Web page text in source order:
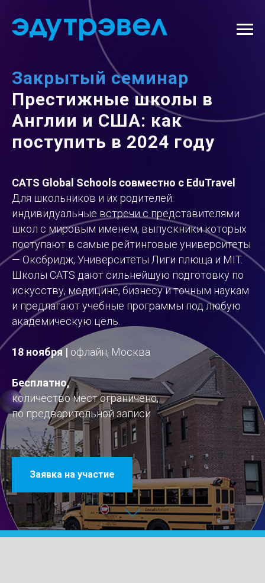
Закрытый семинар
Престижные школы в
Англии и США: как
поступить в 2024 году
CATS Global Schools совместно с EduTravel
Для школьников и их родителей:
индивидуальные встречи с представителями
школ с мировым именем, выпускники которых
поступают в самые рейтинговые университеты
— Оксбридж, Университеты Лиги плюща и MIT.
Школы CATS дают сильнейшую подготовку по
искусству, медицине, бизнесу и точным наукам
и предлагают учебные программы под любую
академическую цель.
18 ноября | офлайн, Москва
Бесплатно,
количество мест ограничено,
по предварительной записи
Заявка на участие